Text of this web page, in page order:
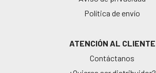
Política de envío
ATENCIÓN AL CLIENTE
Contáctanos